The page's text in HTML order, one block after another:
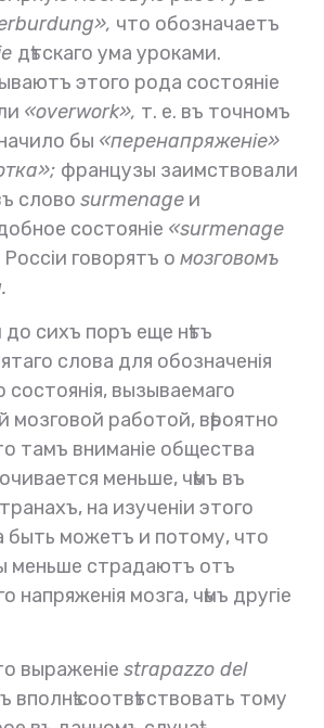
что обозначаетъ
дѣтскаго ума уроками.
этого рода состояніе
«overwork», т. е. въ точномъ
бы «перенапряженіе»
французы заимствовали
словоsurmenage и
состояніе «surmenage
Россіи говорятъ омозговомъ
сихъ поръ еще нѣтъ
слова для обозначенія
состоянія, вызываемаго
мозговой работой, вѣроятно
тамъ вниманіе общества
меньше, чѣмъ въ
на изученіи этого
быть можетъ и потому, что
меньше страдаютъ отъ
напряженія мозга, чѣмъ другіе
выраженіеstrapazzo del
вполнѣ соотвѣтствовать тому